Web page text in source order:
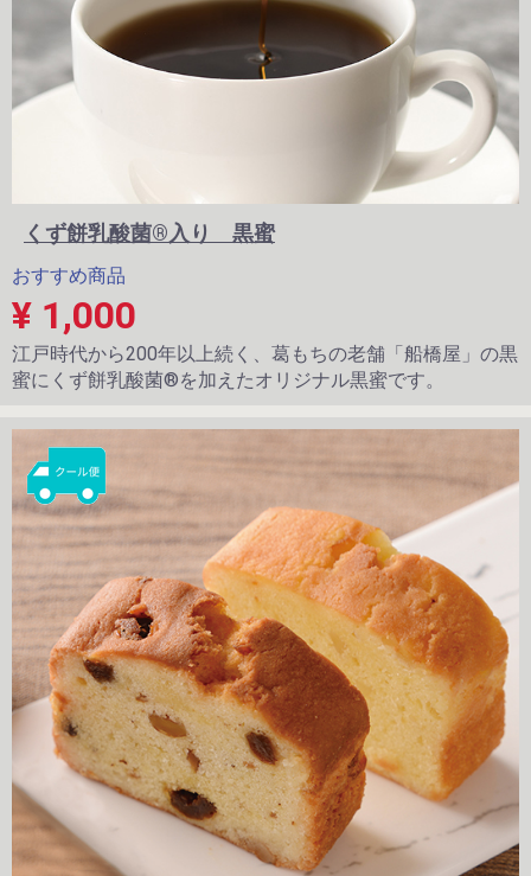
くず餅乳酸菌®入り 黒蜜
おすすめ商品
¥ 1,000
江戸時代から200年以上続く、葛もちの老舗「船橋屋」の黒
蜜にくず餅乳酸菌®を加えたオリジナル黒蜜です。